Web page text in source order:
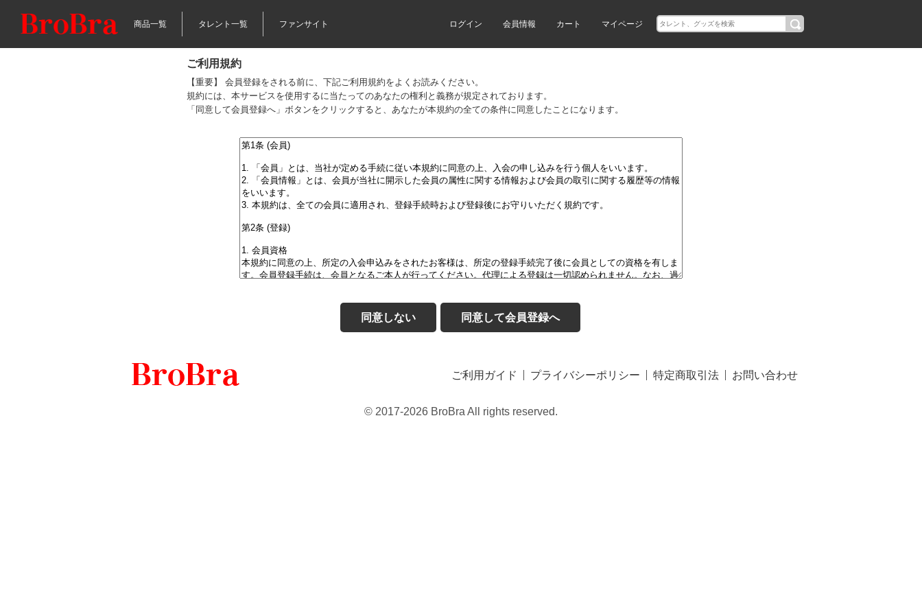
商品一覧 タレント一覧 ファンサイト ログイン 会員情報 カート マイページ
ご利用規約
【重要】 会員登録をされる前に、下記ご利用規約をよくお読みください。
規約には、本サービスを使用するに当たってのあなたの権利と義務が規定されております。
「同意して会員登録へ」ボタンをクリックすると、あなたが本規約の全ての条件に同意したことになります。
同意しない 同意して会員登録へ
ご利用ガイド プライバシーポリシー 特定商取引法 お問い合わせ
© 2017-2026 BroBra All rights reserved.